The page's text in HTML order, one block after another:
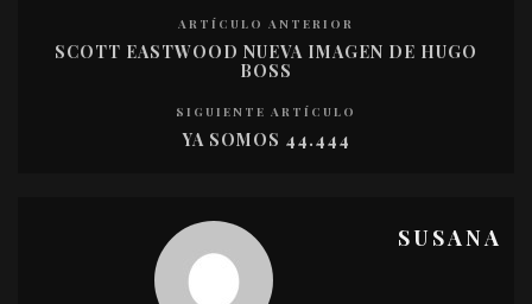
ARTÍCULO ANTERIOR
SCOTT EASTWOOD NUEVA IMAGEN DE HUGO
BOSS
SIGUIENTE ARTÍCULO
YA SOMOS 44.444
SUSANA